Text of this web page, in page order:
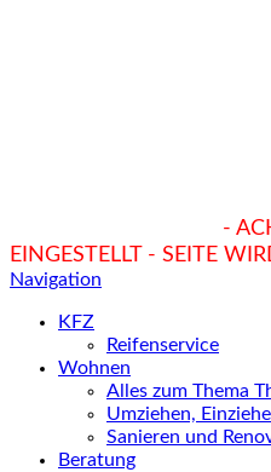
-
EINGESTELLT - SEITE
Navigation
KFZ
Reifenservice
Wohnen
Alles zum Thema
Umziehen,
Sanieren und
Beratung